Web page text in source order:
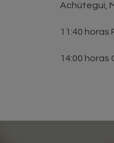
Achútegui,
11:40 horas
14:00 horas